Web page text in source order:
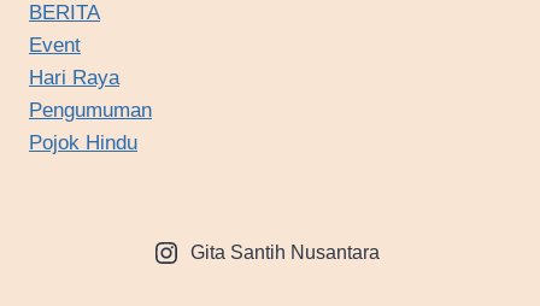
BERITA
Event
Hari Raya
Pengumuman
Pojok Hindu
Gita Santih Nusantara